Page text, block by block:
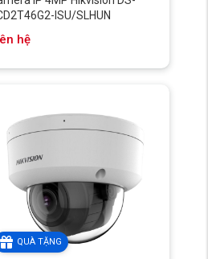
ISU/SLHUN
hệ
QUÀ TẶNG